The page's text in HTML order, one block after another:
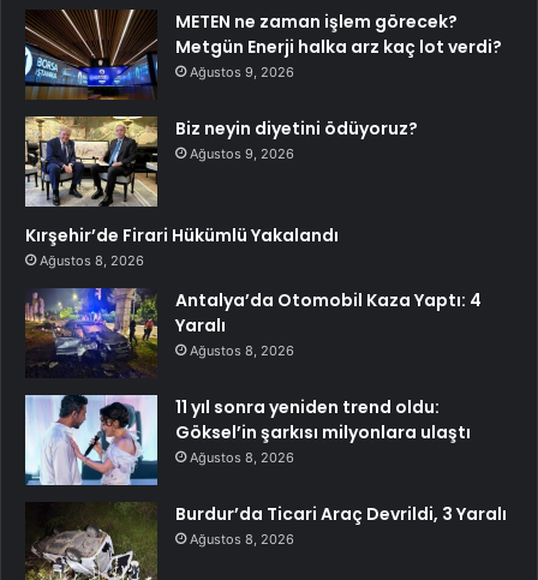
METEN ne zaman işlem görecek?
Metgün Enerji halka arz kaç lot verdi?
Ağustos 9, 2026
Biz neyin diyetini ödüyoruz?
Ağustos 9, 2026
Kırşehir’de Firari Hükümlü Yakalandı
Ağustos 8, 2026
Antalya’da Otomobil Kaza Yaptı: 4
Yaralı
Ağustos 8, 2026
11 yıl sonra yeniden trend oldu:
Göksel’in şarkısı milyonlara ulaştı
Ağustos 8, 2026
Burdur’da Ticari Araç Devrildi, 3 Yaralı
Ağustos 8, 2026